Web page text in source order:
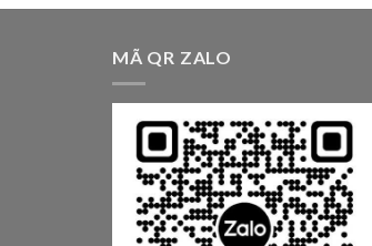
MÃ QR ZALO